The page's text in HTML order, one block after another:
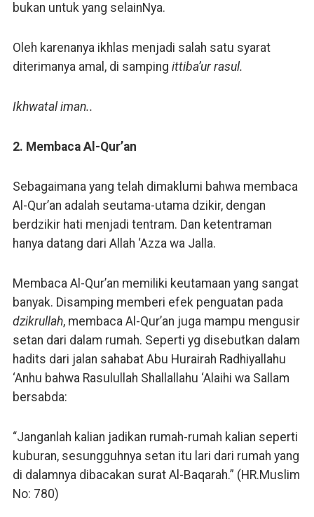
bukan untuk yang selainNya.
Oleh karenanya ikhlas menjadi salah satu syarat
diterimanya amal, di samping ittiba’ur rasul.
Ikhwatal iman..
2. Membaca Al-Qur’an
Sebagaimana yang telah dimaklumi bahwa membaca
Al-Qur’an adalah seutama-utama dzikir, dengan
berdzikir hati menjadi tentram. Dan ketentraman
hanya datang dari Allah ‘Azza wa Jalla.
Membaca Al-Qur’an memiliki keutamaan yang sangat
banyak. Disamping memberi efek penguatan pada
dzikrullah, membaca Al-Qur’an juga mampu mengusir
setan dari dalam rumah. Seperti yg disebutkan dalam
hadits dari jalan sahabat Abu Hurairah Radhiyallahu
‘Anhu bahwa Rasulullah Shallallahu ‘Alaihi wa Sallam
bersabda:
“Janganlah kalian jadikan rumah-rumah kalian seperti
kuburan, sesungguhnya setan itu lari dari rumah yang
di dalamnya dibacakan surat Al-Baqarah.” (HR.Muslim
No: 780)